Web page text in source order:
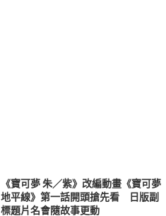
《寶可夢 朱／紫》改編動畫《寶可夢
地平線》第一話開頭搶先看 日版副
標題片名會隨故事更動